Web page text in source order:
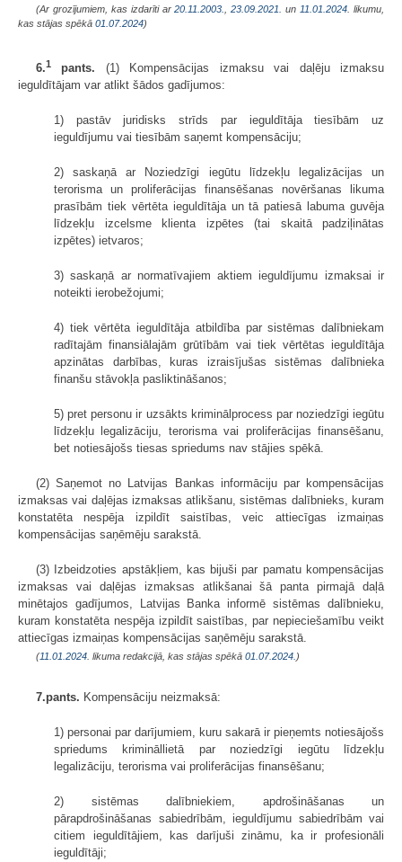
(Ar grozījumiem, kas izdarīti ar20.11.2003. ,23.09.2021. un 11.01.2024 . likumu,
kas stājas spēkā 01.07.2024)
6.1 pants. (1) Kompensācijas izmaksu vai daļēju izmaksu
ieguldītājam var atlikt šādos gadījumos:
1) pastāv juridisks strīds par ieguldītāja tiesībām uz
ieguldījumu vai tiesībām saņemt kompensāciju;
2) saskaņā ar Noziedzīgi iegūtu līdzekļu legalizācijas un
terorisma un proliferācijas finansēšanas novēršanas likuma
prasībām tiek vērtēta ieguldītāja un tā patiesā labuma guvēja
līdzekļu izcelsme klienta izpētes (tai skaitā padziļinātas
izpētes) ietvaros;
3) saskaņā ar normatīvajiem aktiem ieguldījumu izmaksai ir
noteikti ierobežojumi;
4) tiek vērtēta ieguldītāja atbildība par sistēmas dalībniekam
radītajām finansiālajām grūtībām vai tiek vērtētas ieguldītāja
apzinātas darbības, kuras izraisījušas sistēmas dalībnieka
finanšu stāvokļa pasliktināšanos;
5) pret personu ir uzsākts kriminālprocess par noziedzīgi iegūtu
līdzekļu legalizāciju, terorisma vai proliferācijas finansēšanu,
bet notiesājošs tiesas spriedums nav stājies spēkā.
(2) Saņemot no Latvijas Bankas informāciju par kompensācijas
izmaksas vai daļējas izmaksas atlikšanu, sistēmas dalībnieks, kuram
konstatēta nespēja izpildīt saistības, veic attiecīgas izmaiņas
kompensācijas saņēmēju sarakstā.
(3) Izbeidzoties apstākļiem, kas bijuši par pamatu kompensācijas
izmaksas vai daļējas izmaksas atlikšanai šā panta pirmajā daļā
minētajos gadījumos, Latvijas Banka informē sistēmas dalībnieku,
kuram konstatēta nespēja izpildīt saistības, par nepieciešamību veikt
attiecīgas izmaiņas kompensācijas saņēmēju sarakstā.
(11.01.2024 . likuma redakcijā, kas stājas spēkā 01.07.2024. )
7.pants. Kompensāciju neizmaksā:
1) personai par darījumiem, kuru sakarā ir pieņemts notiesājošs
spriedums krimināllietā par noziedzīgi iegūtu līdzekļu
legalizāciju, terorisma vai proliferācijas finansēšanu;
2) sistēmas dalībniekiem, apdrošināšanas un
pārapdrošināšanas sabiedrībām, ieguldījumu sabiedrībām vai
citiem ieguldītājiem, kas darījuši zināmu, ka ir profesionāli
ieguldītāji;